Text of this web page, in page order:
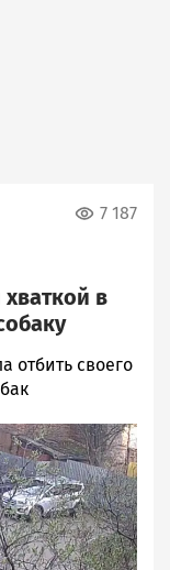
7 187
в
отбить своего